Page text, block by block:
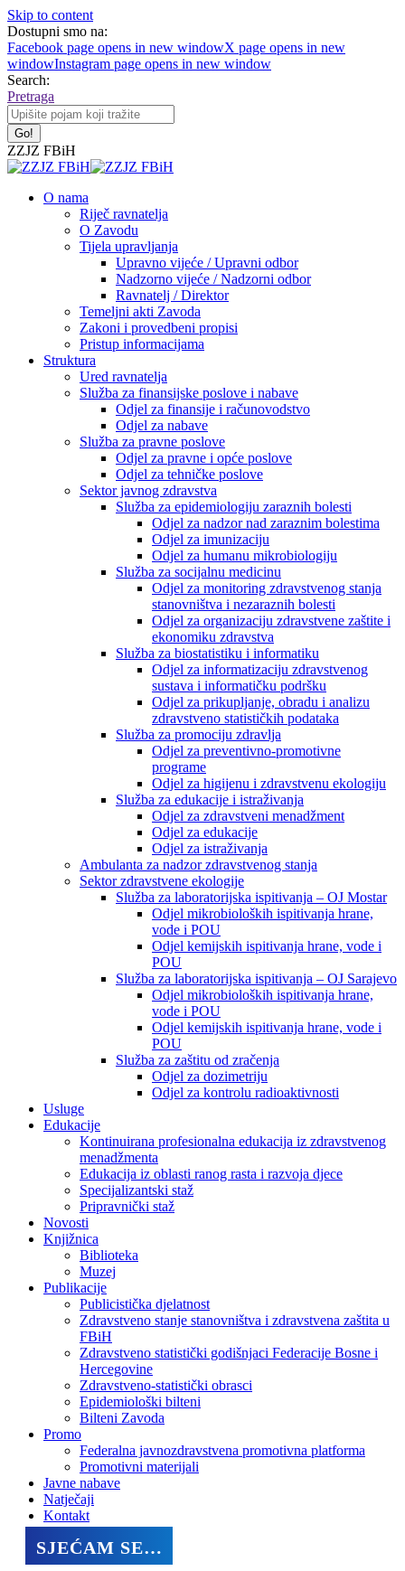
Skip to content
Dostupni smo na:
Facebook page opens in new windowX page opens in new
windowInstagram page opens in new window
Search:
Pretraga
ZZJZ FBiH
O nama
Riječ ravnatelja
O Zavodu
Tijela upravljanja
Upravno vijeće / Upravni odbor
Nadzorno vijeće / Nadzorni odbor
Ravnatelj / Direktor
Temeljni akti Zavoda
Zakoni i provedbeni propisi
Pristup informacijama
Struktura
Ured ravnatelja
Služba za finansijske poslove i nabave
Odjel za finansije i računovodstvo
Odjel za nabave
Služba za pravne poslove
Odjel za pravne i opće poslove
Odjel za tehničke poslove
Sektor javnog zdravstva
Služba za epidemiologiju zaraznih bolesti
Odjel za nadzor nad zaraznim bolestima
Odjel za imunizaciju
Odjel za humanu mikrobiologiju
Služba za socijalnu medicinu
Odjel za monitoring zdravstvenog stanja
stanovništva i nezaraznih bolesti
Odjel za organizaciju zdravstvene zaštite i
ekonomiku zdravstva
Služba za biostatistiku i informatiku
Odjel za informatizaciju zdravstvenog
sustava i informatičku podršku
Odjel za prikupljanje, obradu i analizu
zdravstveno statističkih podataka
Služba za promociju zdravlja
Odjel za preventivno-promotivne
programe
Odjel za higijenu i zdravstvenu ekologiju
Služba za edukacije i istraživanja
Odjel za zdravstveni menadžment
Odjel za edukacije
Odjel za istraživanja
Ambulanta za nadzor zdravstvenog stanja
Sektor zdravstvene ekologije
Služba za laboratorijska ispitivanja – OJ Mostar
Odjel mikrobioloških ispitivanja hrane,
vode i POU
Odjel kemijskih ispitivanja hrane, vode i
POU
Služba za laboratorijska ispitivanja – OJ Sarajevo
Odjel mikrobioloških ispitivanja hrane,
vode i POU
Odjel kemijskih ispitivanja hrane, vode i
POU
Služba za zaštitu od zračenja
Odjel za dozimetriju
Odjel za kontrolu radioaktivnosti
Usluge
Edukacije
Kontinuirana profesionalna edukacija iz zdravstvenog
menadžmenta
Edukacija iz oblasti ranog rasta i razvoja djece
Specijalizantski staž
Pripravnički staž
Novosti
Knjižnica
Biblioteka
Muzej
Publikacije
Publicistička djelatnost
Zdravstveno stanje stanovništva i zdravstvena zaštita u
FBiH
Zdravstveno statistički godišnjaci Federacije Bosne i
Hercegovine
Zdravstveno-statistički obrasci
Epidemiološki bilteni
Bilteni Zavoda
Promo
Federalna javnozdravstvena promotivna platforma
Promotivni materijali
Javne nabave
Natječaji
Kontakt
SJEĆAM SE…